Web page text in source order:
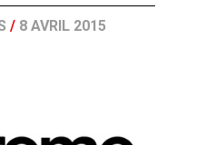
/ 8 AVRIL 2015